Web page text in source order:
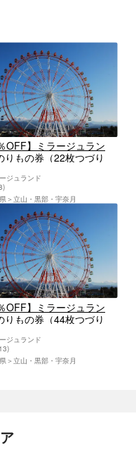
2位
OFF】ミラージュラン
もの券（22枚つづり
ジュランド
立山・黒部・宇奈月
4位
OFF】ミラージュラン
もの券（44枚つづり
ジュランド
立山・黒部・宇奈月